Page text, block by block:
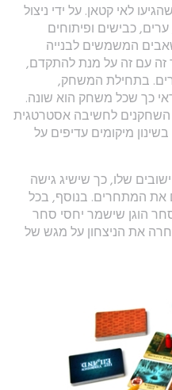
לאי קטאן. על ידי ניצול
כבישים ופיתוחים
המשמשים לבנייה
זה עם זה על מנת להתקדם,
בתחילת המשחק,
כך שכל משחק הוא שונה.
לחשיבה אסטרטגית
מיקומים עדיפים על
שלו, כך שישיג גישה
את המתחרים. בנוסף, בכל
הוגן שישמר יחסי סחר
את הניצחון על מגש של